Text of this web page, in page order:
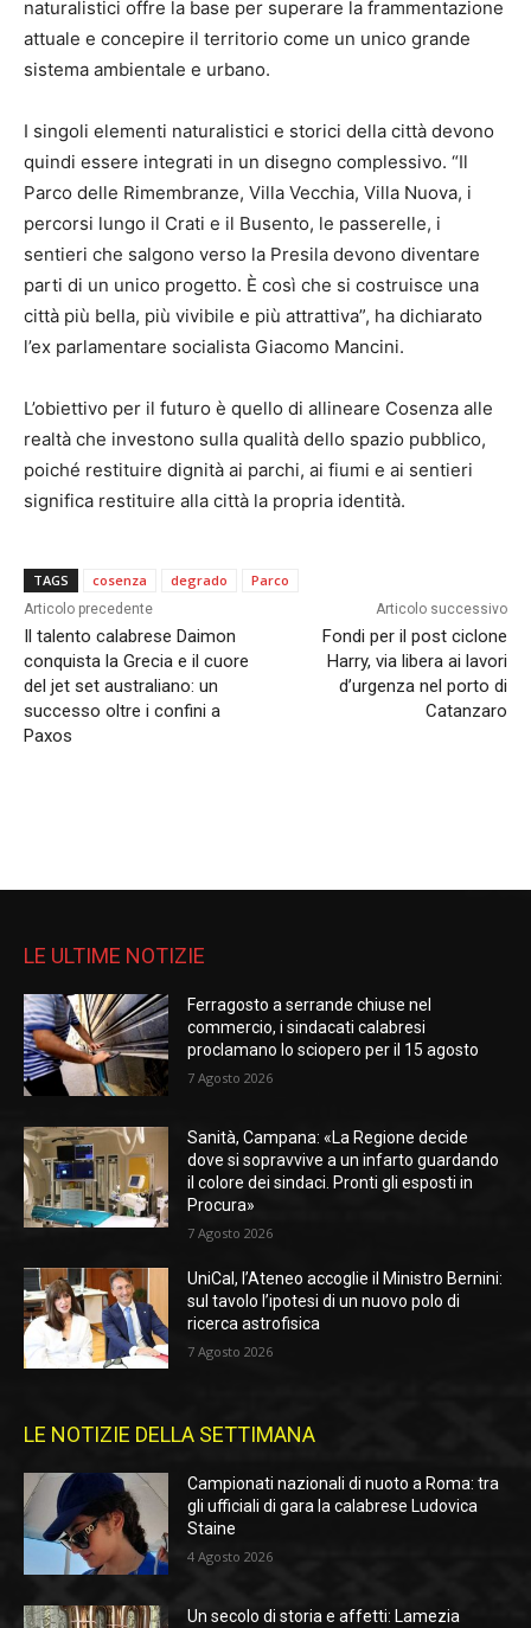
naturalistici offre la base per superare la frammentazione
attuale e concepire il territorio come un unico grande
sistema ambientale e urbano.
I singoli elementi naturalistici e storici della città devono
quindi essere integrati in un disegno complessivo. “Il
Parco delle Rimembranze, Villa Vecchia, Villa Nuova, i
percorsi lungo il Crati e il Busento, le passerelle, i
sentieri che salgono verso la Presila devono diventare
parti di un unico progetto. È così che si costruisce una
città più bella, più vivibile e più attrattiva”, ha dichiarato
l’ex parlamentare socialista Giacomo Mancini.
L’obiettivo per il futuro è quello di allineare Cosenza alle
realtà che investono sulla qualità dello spazio pubblico,
poiché restituire dignità ai parchi, ai fiumi e ai sentieri
significa restituire alla città la propria identità.
TAGS cosenza degrado Parco
Articolo precedente
Il talento calabrese Daimon
conquista la Grecia e il cuore
del jet set australiano: un
successo oltre i confini a
Paxos
Articolo successivo
Fondi per il post ciclone
Harry, via libera ai lavori
d’urgenza nel porto di
Catanzaro
LE ULTIME NOTIZIE
Ferragosto a serrande chiuse nel
commercio, i sindacati calabresi
proclamano lo sciopero per il 15 agosto
7 Agosto 2026
Sanità, Campana: «La Regione decide
dove si sopravvive a un infarto guardando
il colore dei sindaci. Pronti gli esposti in
Procura»
7 Agosto 2026
UniCal, l’Ateneo accoglie il Ministro Bernini:
sul tavolo l’ipotesi di un nuovo polo di
ricerca astrofisica
7 Agosto 2026
LE NOTIZIE DELLA SETTIMANA
Campionati nazionali di nuoto a Roma: tra
gli ufficiali di gara la calabrese Ludovica
Staine
4 Agosto 2026
Un secolo di storia e affetti: Lamezia